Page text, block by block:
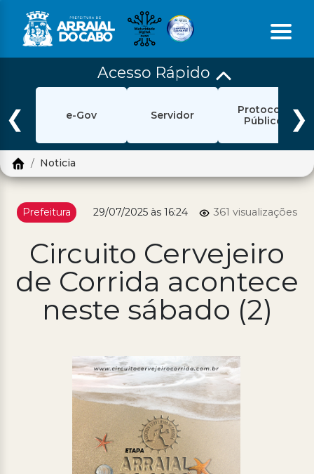
Início
Ouvidoria
Pesquisar
Política de Privacidade
Prefeitura
Diário Oficial
Concursos
Ouvidoria | e-Sic
Acesso Institucional
Cursos
Programas
Acesso Rápido
❮ e-Gov Servidor
Protocolo
Público
❯
Noticia
Prefeitura 29/07/2025 às 16:24 361 visualizações
Circuito Cervejeiro
de Corrida acontece
neste sábado (2)